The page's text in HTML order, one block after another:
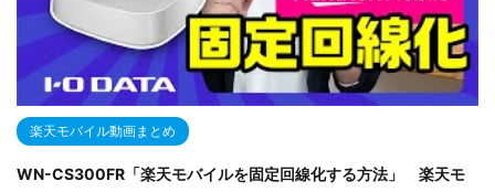
楽天モバイル動画まとめ
WN-CS300FR「楽天モバイルを固定回線化する方法」​ 楽天モ